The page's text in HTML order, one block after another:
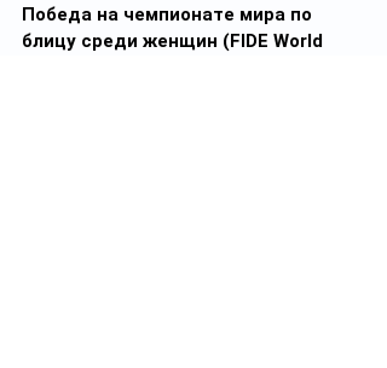
Победа на чемпионате мира по
блицу среди женщин (FIDE World